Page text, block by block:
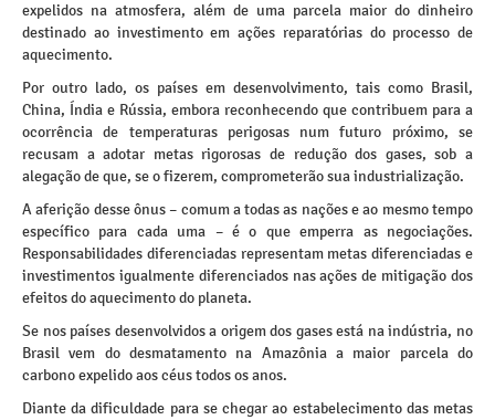
expelidos na atmosfera, além de uma parcela maior do dinheiro
destinado ao investimento em ações reparatórias do processo de
aquecimento.
Por outro lado, os países em desenvolvimento, tais como Brasil,
China, Índia e Rússia, embora reconhecendo que contribuem para a
ocorrência de temperaturas perigosas num futuro próximo, se
recusam a adotar metas rigorosas de redução dos gases, sob a
alegação de que, se o fizerem, comprometerão sua industrialização.
A aferição desse ônus – comum a todas as nações e ao mesmo tempo
específico para cada uma – é o que emperra as negociações.
Responsabilidades diferenciadas representam metas diferenciadas e
investimentos igualmente diferenciados nas ações de mitigação dos
efeitos do aquecimento do planeta.
Se nos países desenvolvidos a origem dos gases está na indústria, no
Brasil vem do desmatamento na Amazônia a maior parcela do
carbono expelido aos céus todos os anos.
Diante da dificuldade para se chegar ao estabelecimento das metas